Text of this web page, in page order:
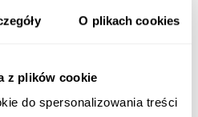
O plikach cookies
z plików cookie
do spersonalizowania treści
jest mało produktywny,
wniosków. Każdy taki